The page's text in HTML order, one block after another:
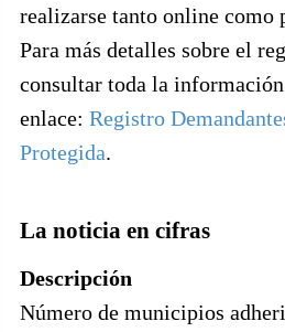
realizarse tanto online como
Para más detalles sobre el
consultar toda la
enlace: Registro
Protegida.
La noticia en cifras
Descripción
Número de municipios